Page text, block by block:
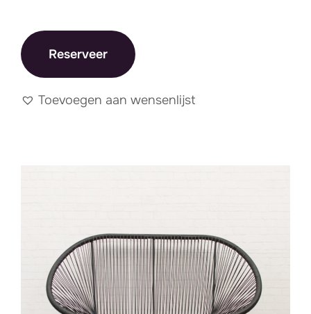
Reserveer
Toevoegen aan wensenlijst